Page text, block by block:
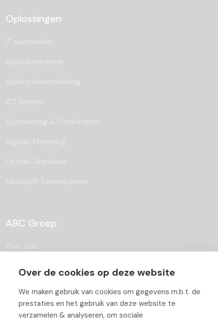
Oplossingen
ABC Groep
Over ABC
Team
Vacatures
Blog
Over de cookies op deze website
We maken gebruik van cookies om gegevens m.b.t. de
prestaties en het gebruik van deze website te
verzamelen & analyseren, om sociale